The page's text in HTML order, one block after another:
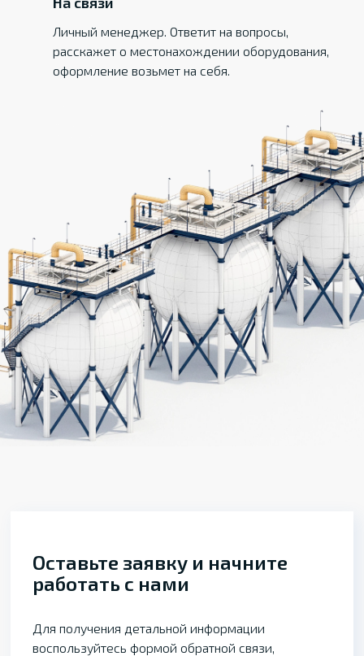
Личный менеджер. Ответит на вопросы,
расскажет о местонахождении оборудования,
оформление возьмет на себя.
Оставьте заявку и начните
работать с нами
Для получения детальной информации
воспользуйтесь формой обратной связи,